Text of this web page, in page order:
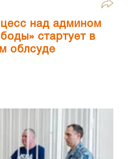
над админом
стартует в
облсуде